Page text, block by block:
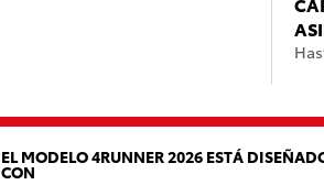
EL MODELO 4RUNNER 2026 ESTÁ
CON